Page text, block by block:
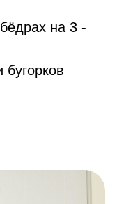
на 3 -
бугорков